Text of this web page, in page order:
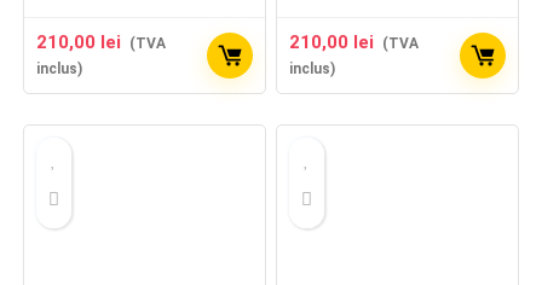
210,00 lei
(TVA
inclus)
210,00 lei
(TVA
inclus)